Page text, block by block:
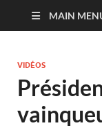
MAIN
VIDÉOS